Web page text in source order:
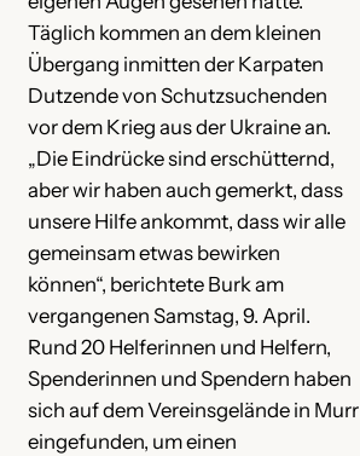
Täglich kommen an dem kleinen
Übergang inmitten der Karpaten
Dutzende von Schutzsuchenden
vor dem Krieg aus der Ukraine an.
„Die Eindrücke sind erschütternd,
aber wir haben auch gemerkt, dass
unsere Hilfe ankommt, dass wir alle
gemeinsam etwas bewirken
können“, berichtete Burk am
vergangenen Samstag, 9. April.
Rund 20 Helferinnen und Helfern,
Spenderinnen und Spendern haben
sich auf dem Vereinsgelände in Murr
eingefunden, um einen